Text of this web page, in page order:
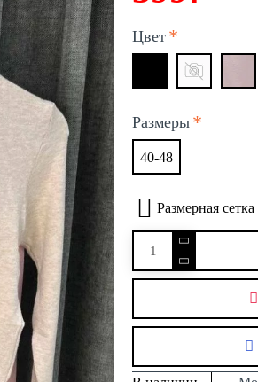
Цвет
Размеры
40-48
Размерная сетка